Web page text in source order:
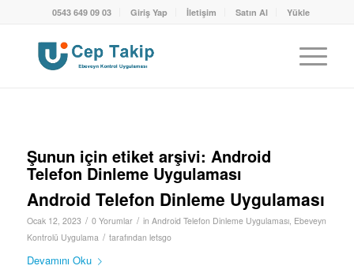
0543 649 09 03 Giriş Yap İletişim Satın Al Yükle
Şunun için etiket arşivi: Android
Telefon Dinleme Uygulaması
Android Telefon Dinleme Uygulaması
Ocak 12, 2023 / 0 Yorumlar / in Android Telefon Dinleme Uygulaması, Ebeveyn
Kontrolü Uygulama / tarafından letsgo
Devamını Oku